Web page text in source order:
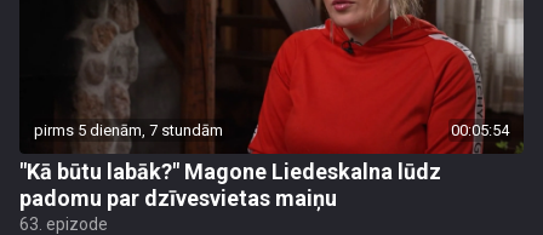
pirms 5 dienām, 7 stundām 00:05:54
"Kā būtu labāk?" Magone Liedeskalna lūdz
padomu par dzīvesvietas maiņu
63. epizode